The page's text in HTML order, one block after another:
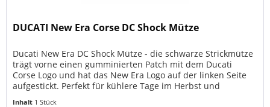
DUCATI New Era Corse DC Shock Mütze
Ducati New Era DC Shock Mütze - die schwarze Strickmütze
trägt vorne einen gumminierten Patch mit dem Ducati
Corse Logo und hat das New Era Logo auf der linken Seite
aufgestickt. Perfekt für kühlere Tage im Herbst und
Inhalt 1 Stück